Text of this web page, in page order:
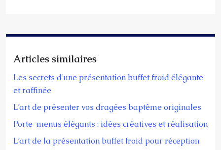
Articles similaires
Les secrets d’une présentation buffet froid élégante
et raffinée
L’art de présenter vos dragées baptême originales
Porte-menus élégants : idées créatives et réalisation
L’art de la présentation buffet froid pour réception